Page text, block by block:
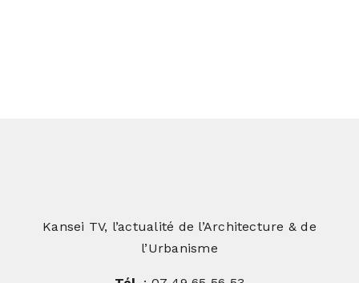
Kansei TV, l’actualité de l’Architecture & de
l’Urbanisme